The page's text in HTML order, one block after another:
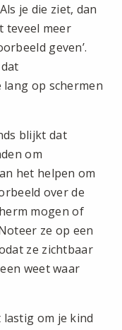
je die ziet, dan
teveel meer
geven’.
op schermen
blijkt dat
om
het helpen om
over de
mogen of
ze op een
ze zichtbaar
weet waar
lastig om je kind